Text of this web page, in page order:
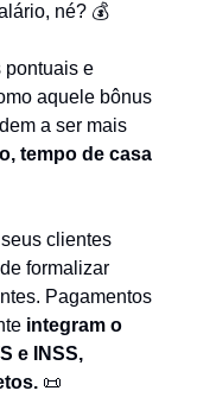
né? 💰
pontuais e
aquele bônus
a ser mais
tempo de casa
clientes
formalizar
Pagamentos
integram o
e INSS,
📜